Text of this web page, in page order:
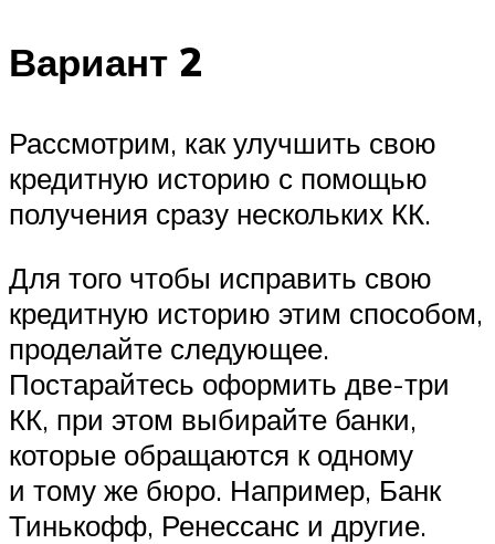
Вариант 2
Рассмотрим, как улучшить свою
кредитную историю с помощью
получения сразу нескольких КК.
Для того чтобы исправить свою
кредитную историю этим способом,
проделайте следующее.
Постарайтесь оформить две-три
КК, при этом выбирайте банки,
которые обращаются к одному
и тому же бюро. Например, Банк
Тинькофф, Ренессанс и другие.